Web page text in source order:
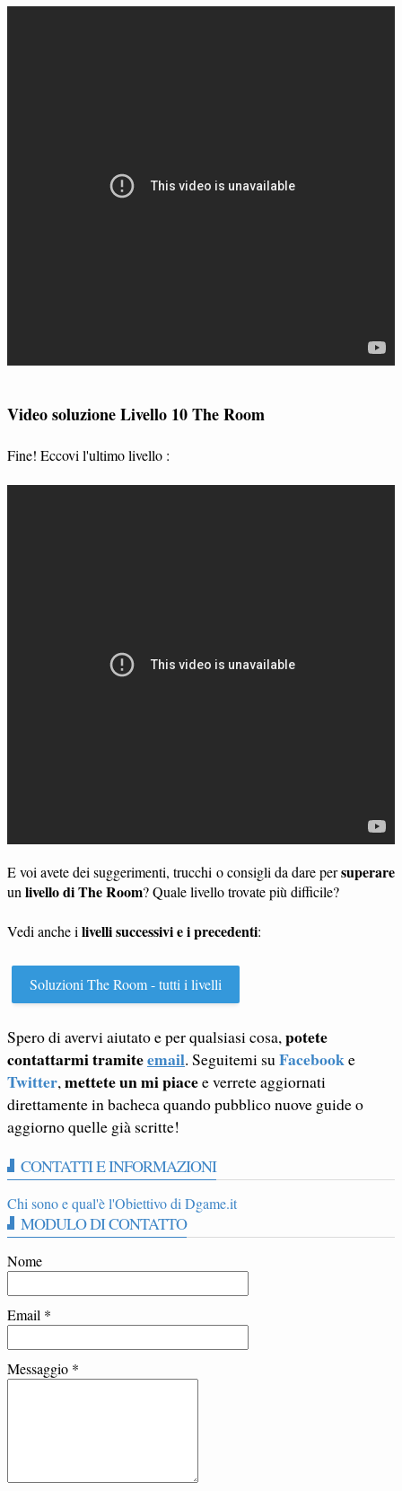
Video soluzione Livello 10 The Room
Fine! Eccovi l'ultimo livello :
E voi avete dei suggerimenti, trucchi o consigli da dare persuperare
un livello di The Room? Quale livello trovate più difficile?
Vedi anche i livelli successivi e i precedenti:
Soluzioni The Room - tutti i livelli
Spero di avervi aiutato e per qualsiasi cosa, potete
contattarmi tramiteemail. Seguitemi su Facebooke
Twitter, mettete un mi piacee verrete aggiornati
direttamente in bacheca quando pubblico nuove guide o
aggiorno quelle già scritte!
CONTATTI E INFORMAZIONI
Chi sono e qual'è l'Obiettivo di Dgame.it
MODULO DI CONTATTO
Nome
Email *
Messaggio *